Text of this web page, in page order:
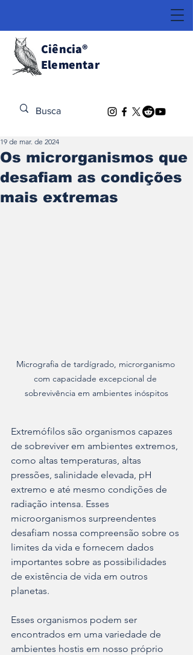
Ciência®
Elementar
Os microrganismos que
desafiam as condições
mais extremas
19 de mar. de 2024
Micrografia de tardígrado, microrganismo
com capacidade excepcional de
sobrevivência em ambientes inóspitos
Extremófilos são organismos capazes
de sobreviver em ambientes extremos,
como altas temperaturas, altas
pressões, salinidade elevada, pH
extremo e até mesmo condições de
radiação intensa. Esses
microorganismos surpreendentes
desafiam nossa compreensão sobre os
limites da vida e fornecem dados
importantes sobre as possibilidades
de existência de vida em outros
planetas.
Esses organismos podem ser
encontrados em uma variedade de
ambientes hostis em nosso próprio